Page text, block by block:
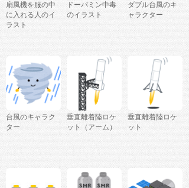
扇風機を服の中
に入れる人のイ
ラスト
ドーパミン中毒
のイラスト
ダブル台風のキ
ャラクター
台風のキャラク
ター
垂直離着陸ロケ
ット（アーム）
垂直離着陸ロケ
ット